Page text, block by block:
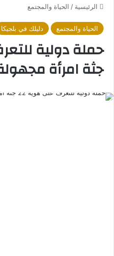
الرئيسية / الحياة والمجتمع
الحياة والمجتمع دليلك في بلجيكا
جثة امرأة